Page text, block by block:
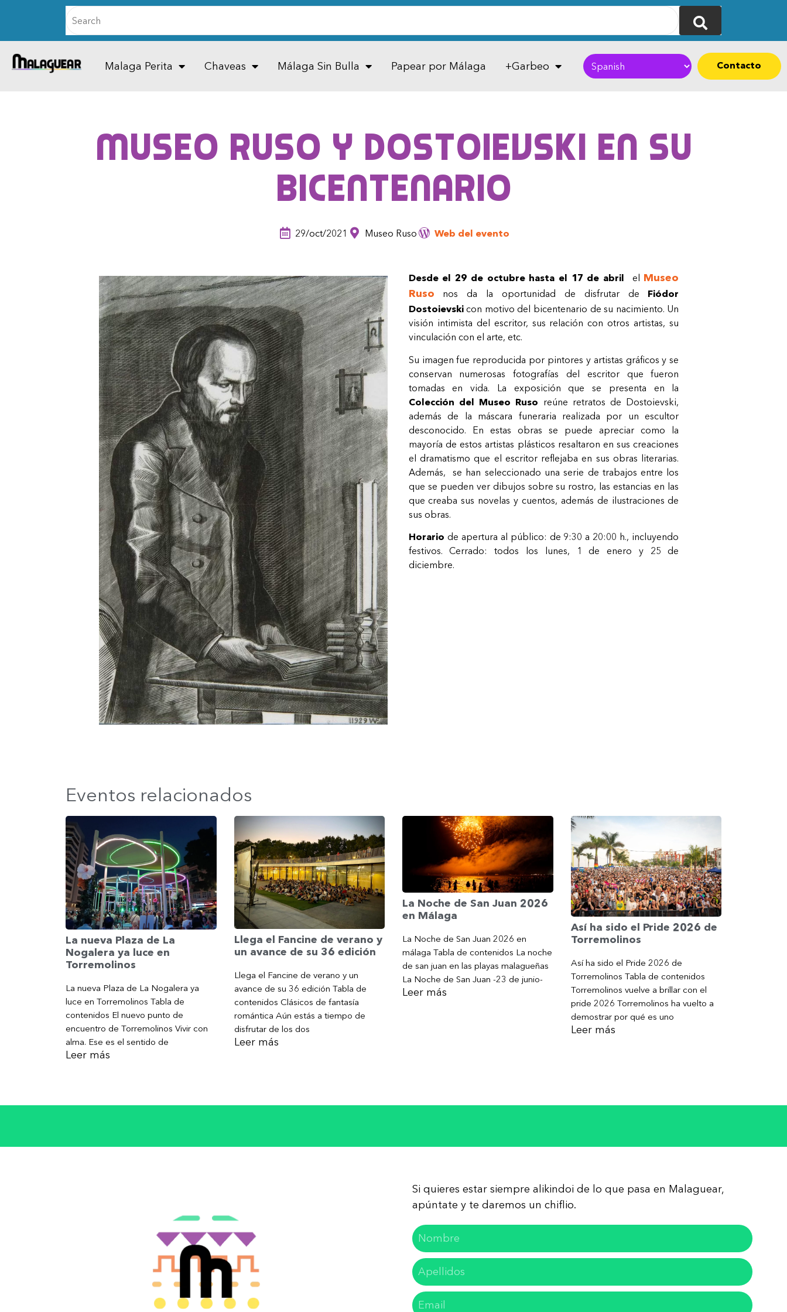
Malaga Perita Chaveas Málaga Sin Bulla Papear por Málaga +Garbeo Contacto
Museo Ruso y Dostoievski en su
bicentenario
29/oct/2021 Museo Ruso Web del evento
Desde el 29 de octubre hasta el 17 de abril el Museo
Ruso nos da la oportunidad de disfrutar de Fiódor
Dostoievskicon motivo del bicentenario de su nacimiento. Un
visión intimista del escritor, sus relación con otros artistas, su
vinculación con el arte, etc.
Su imagen fue reproducida por pintores y artistas gráficos y se
conservan numerosas fotografías del escritor que fueron
tomadas en vida. La exposición que se presenta en la
Colección del Museo Ruso reúne retratos de Dostoievski,
además de la máscara funeraria realizada por un escultor
desconocido. En estas obras se puede apreciar como la
mayoría de estos artistas plásticos resaltaron en sus creaciones
el dramatismo que el escritor reflejaba en sus obras literarias.
Además,
se han seleccionado una serie de trabajos entre los
que se pueden ver dibujos sobre su rostro, las estancias en las
que creaba sus novelas y cuentos, además de ilustraciones de
sus obras.
Horario de apertura al público: de 9:30 a 20:00 h., incluyendo
festivos. Cerrado: todos los lunes, 1 de enero y 25 de
diciembre.
Eventos relacionados
La nueva Plaza de La
Nogalera ya luce en
Torremolinos
La nueva Plaza de La Nogalera ya
luce en Torremolinos Tabla de
contenidos El nuevo punto de
encuentro de Torremolinos Vivir con
alma. Ese es el sentido de
Leer más
Llega el Fancine de verano y
un avance de su 36 edición
Llega el Fancine de verano y un
avance de su 36 edición Tabla de
contenidos Clásicos de fantasía
romántica Aún estás a tiempo de
disfrutar de los dos
Leer más
La Noche de San Juan 2026
en Málaga
La Noche de San Juan 2026 en
málaga Tabla de contenidos La noche
de san juan en las playas malagueñas
La Noche de San Juan -23 de junio-
Leer más
Así ha sido el Pride 2026 de
Torremolinos
Así ha sido el Pride 2026 de
Torremolinos Tabla de contenidos
Torremolinos vuelve a brillar con el
pride 2026 Torremolinos ha vuelto a
demostrar por qué es uno
Leer más
Si quieres estar siempre alikindoi de lo que pasa en Malaguear,
apúntate y te daremos un chiflio.